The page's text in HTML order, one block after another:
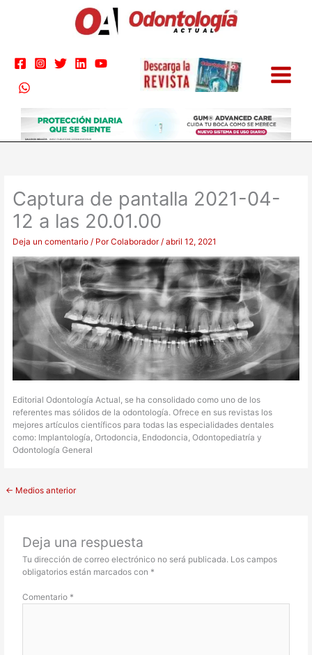
Captura de pantalla 2021-04-
12 a las 20.01.00
Deja un comentario / PorColaborador/abril 12, 2021
Editorial Odontología Actual, se ha consolidado como uno de los
referentes mas sólidos de la odontología. Ofrece en sus revistas los
mejores artículos científicos para todas las especialidades dentales
como: Implantología, Ortodoncia, Endodoncia, Odontopediatría y
Odontología General
← Medios anterior
Deja una respuesta
Tu dirección de correo electrónico no será publicada. Los campos
obligatorios están marcados con *
Comentario *